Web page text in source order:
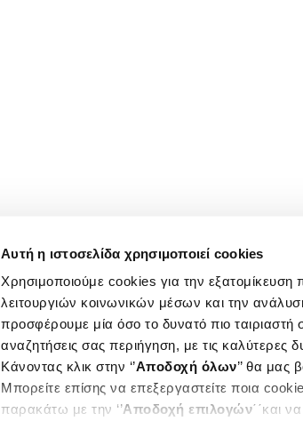
Αυτή η ιστοσελίδα χρησιμοποιεί cookies
Χρησιμοποιούμε cookies για την
λειτουργιών κοινωνικών μέσων και την
προσφέρουμε μία όσο το δυνατό πιο ταιριαστή
αναζητήσεις σας περιήγηση, με τις καλύτερες
Κάνοντας κλικ στην ‘’Αποδοχή όλων’’ θα μας
Μπορείτε επίσης να επεξεργαστείτε ποια
παρακάτω με την ‘’Αποδοχή επιλογών΄΄και